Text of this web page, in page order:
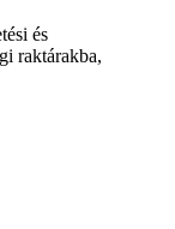
és
raktárakba,